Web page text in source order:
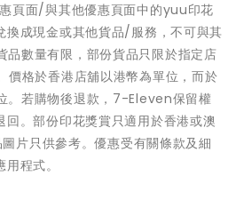
頁面/與其他優惠頁面中的yuu印花
成現金或其他貨品/服務，不可與其
品數量有限，部份貨品只限於指定店
格於香港店舖以港幣為單位，而於
。若購物後退款，7-Eleven保留權
。部份印花獎賞只適用於香港或澳
片只供參考。優惠受有關條款及細
程式。